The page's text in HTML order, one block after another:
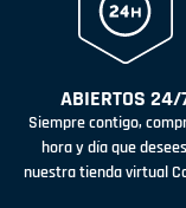
ABIERTOS 24/
Siempre contigo,
hora y día que
nuestra tienda virtual